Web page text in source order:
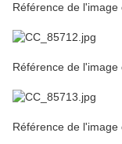
Référence de
Référence de
Référence de